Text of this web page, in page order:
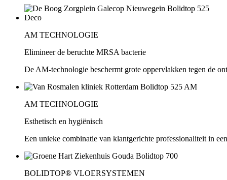
AM TECHNOLOGIE
Elimineer de beruchte MRSA bacterie
De AM-technologie beschermt grote oppervlakken tegen de
AM TECHNOLOGIE
Esthetisch en hygiënisch
Een unieke combinatie van klantgerichte professionaliteit in
BOLIDTOP® VLOERSYSTEMEN